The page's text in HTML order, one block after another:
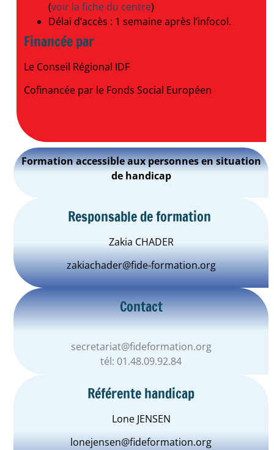
(voir la fiche du centre)
Délai d’accès : 1 semaine après l’infocol.
Financée par
Le Conseil Régional IDF
Cofinancée par le Fonds Social Européen
Formation accessible aux personnes en situation
de handicap
Responsable de formation
Zakia CHADER
zakiachader@fide-formation.org
Contact
secretariat@fideformation.org
tél: 01.48.09.92.84
Référente handicap
Lone JENSEN
lonejensen@fideformation.org